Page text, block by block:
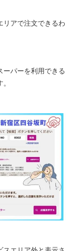
リアで注文できるわ
ーパーを利用できる